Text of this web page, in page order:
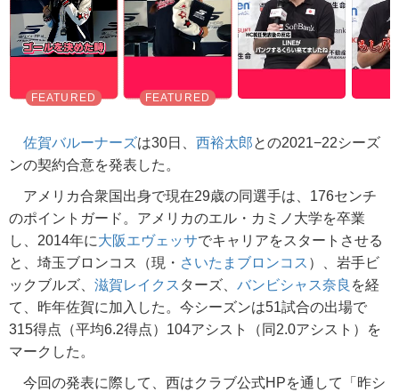
佐賀バルーナーズは30日、 西裕太郎との2021−22シーズ
ンの契約合意を発表した。
アメリカ合衆国出身で現在29歳の同選手は、176センチ
のポイントガード。アメリカのエル・カミノ大学を卒業
し、2014年に大阪エヴェッサでキャリアをスタートさせる
と、埼玉ブロンコス（現・ さいたまブロンコス ）、岩手ビ
ックブルズ、 滋賀レイクス ターズ、 バンビシャス奈良 を経
て、昨年佐賀に加入した。今シーズンは51試合の出場で
315得点（平均6.2得点）104アシスト（同2.0アシスト）を
マークした。
今回の発表に際して、西はクラブ公式HPを通して「昨シ